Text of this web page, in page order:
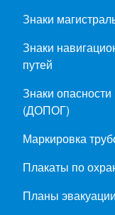
Знаки
Знаки
путей
Знаки
(ДОПОГ)
Маркировка
Плакаты по
Планы эвакуации